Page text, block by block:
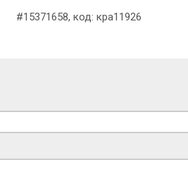
#15371658, код: кра11926